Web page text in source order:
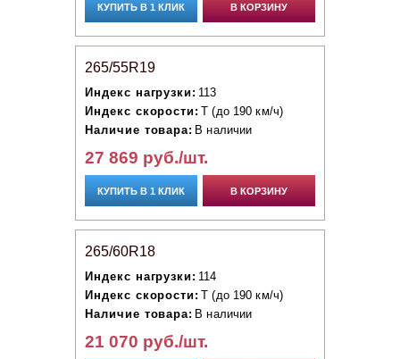
КУПИТЬ В 1 КЛИК В КОРЗИНУ
265/55R19
Индекс нагрузки: 113
Индекс скорости: T (до 190 км/ч)
Наличие товара: В наличии
27 869 руб./шт.
КУПИТЬ В 1 КЛИК В КОРЗИНУ
265/60R18
Индекс нагрузки: 114
Индекс скорости: T (до 190 км/ч)
Наличие товара: В наличии
21 070 руб./шт.